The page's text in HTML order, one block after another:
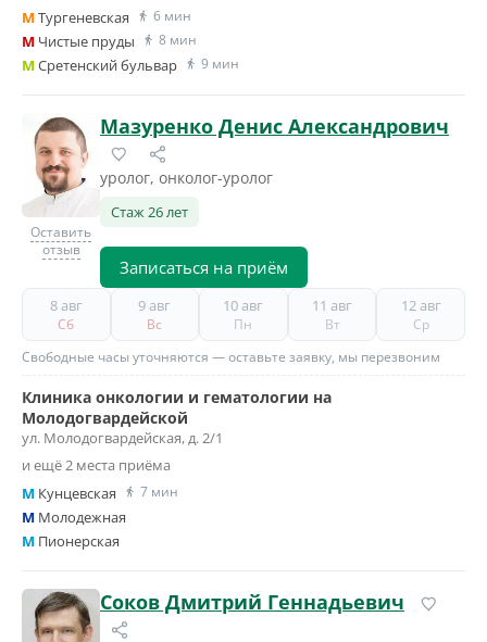
MТургеневская 6 мин
M Чистые пруды 8 мин
MСретенский бульвар 9 мин
Оставить
отзыв
Мазуренко Денис Александрович
уролог, онколог-уролог
Стаж 26 лет
Записаться на приём
8 авг
Сб
9 авг
Вс
10 авг
Пн
11 авг
Вт
12 авг
Ср
Свободные часы уточняются — оставьте заявку, мы перезвоним
Клиника онкологии и гематологии на
Молодогвардейской
ул. Молодогвардейская, д. 2/1
и ещё 2 места приёма
M Кунцевская 7 мин
M Молодежная
M Пионерская
Соков Дмитрий Геннадьевич